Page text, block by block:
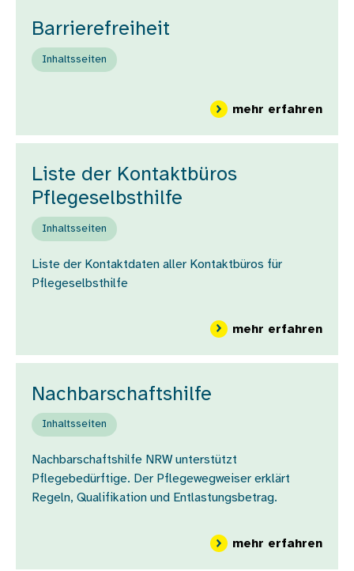
Barrierefreiheit
Inhaltsseiten
mehr erfahren
Liste der Kontaktbüros
Pflegeselbsthilfe
Inhaltsseiten
Liste der Kontaktdaten aller Kontaktbüros für
Pflegeselbsthilfe
mehr erfahrenüber
Nachbarschaftshilfe
Inhaltsseiten
Nachbarschaftshilfe NRW unterstützt
Pflegebedürftige. Der Pflegewegweiser erklärt
Regeln, Qualifikation und Entlastungsbetrag.
mehr erfahrenüber